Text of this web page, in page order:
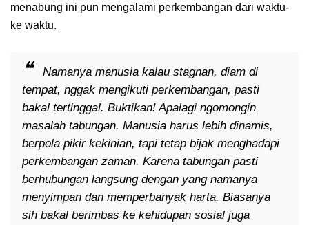
menabung ini pun mengalami perkembangan dari waktu-
ke waktu.
Namanya manusia kalau stagnan, diam di
tempat, nggak mengikuti perkembangan, pasti
bakal tertinggal. Buktikan! Apalagi ngomongin
masalah tabungan. Manusia harus lebih dinamis,
berpola pikir kekinian, tapi tetap bijak menghadapi
perkembangan zaman. Karena tabungan pasti
berhubungan langsung dengan yang namanya
menyimpan dan memperbanyak harta. Biasanya
sih bakal berimbas ke kehidupan sosial juga